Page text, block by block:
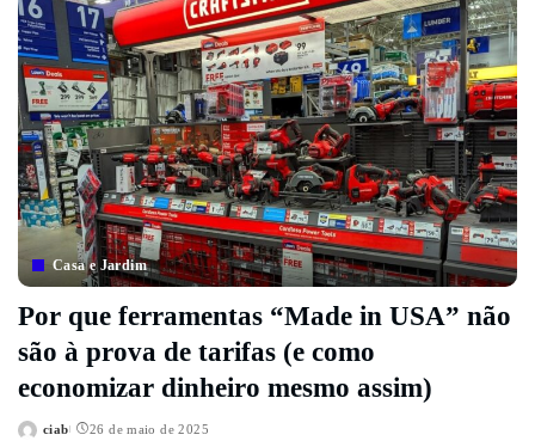
Casa e Jardim
Por que ferramentas “Made in USA” não
são à prova de tarifas (e como
economizar dinheiro mesmo assim)
Posted
ciab 26 de maio de 2025